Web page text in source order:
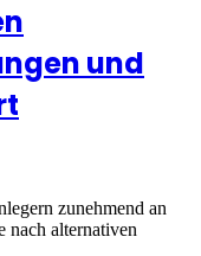
und
zunehmend an
nach alternativen